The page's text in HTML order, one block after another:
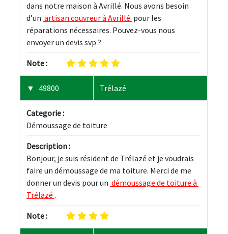
dans notre maison à Avrillé. Nous avons besoin
d’un artisan couvreur à Avrillé pour les
réparations nécessaires. Pouvez-vous nous
envoyer un devis svp ?
Note :
49800 Trélazé
Categorie :
Démoussage de toiture
Description :
Bonjour, je suis résident de Trélazé et je voudrais
faire un démoussage de ma toiture. Merci de me
donner un devis pour un démoussage de toiture à
Trélazé .
Note :